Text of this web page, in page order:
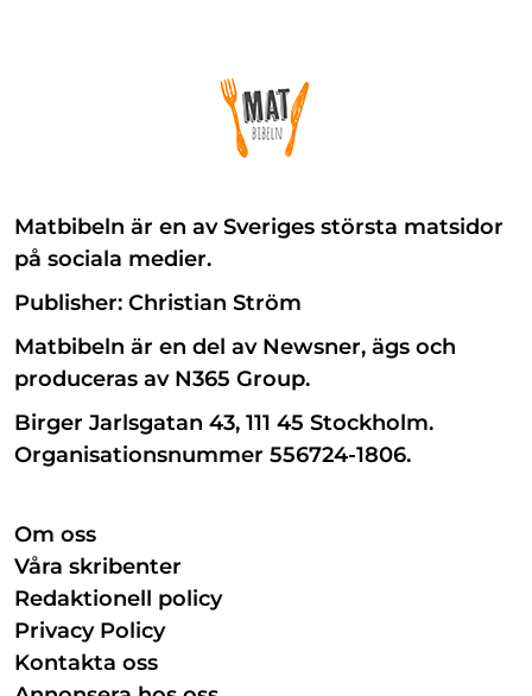
Matbibeln är en av Sveriges största matsidor
på sociala medier.
Publisher: Christian Ström
Matbibeln är en del av Newsner, ägs och
produceras av N365 Group.
Birger Jarlsgatan 43, 111 45 Stockholm.
Organisationsnummer 556724-1806.
Om oss
Våra skribenter
Redaktionell policy
Privacy Policy
Kontakta oss